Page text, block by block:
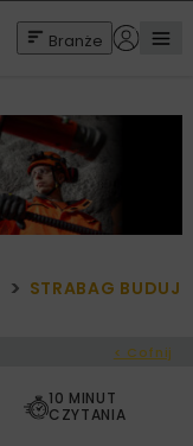
Branże
STRABAG
< Cofnij
10 MINUT
CZYTANIA